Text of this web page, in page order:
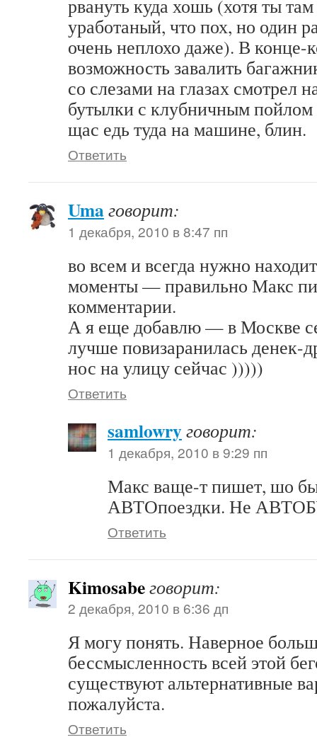
рвануть куда хошь (хотя ты
уработаный, что пох, но один
очень неплохо даже). В конце-
возможность завалить
со слезами на глазах смотрел
бутылки с клубничным пойлом
щас едь туда на машине, блин.
Ответить
Umaговорит:
1 декабря, 2010 в 8:47 пп
во всем и всегда нужно
моменты — правильно Макс
комментарии.
А я еще добавлю — в Москве
лучше повизаранилась денек-
нос на улицу сейчас )))))
Ответить
samlowryговорит:
1 декабря, 2010 в 9:29 пп
Макс ваще-т пишет, шо
АВТОпоездки. Не
Ответить
Kimosabeговорит:
2 декабря, 2010 в 6:36 дп
Я могу понять. Наверное
бессмысленность всей этой
существуют альтернативные
пожалуйста.
Ответить